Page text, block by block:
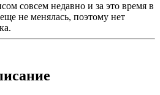
совсем недавно и за это время в
не менялась, поэтому нет